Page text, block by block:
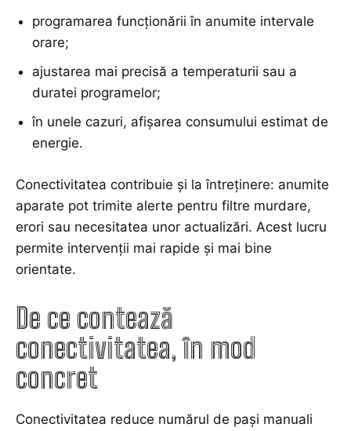
programarea funcționării în anumite intervale
orare;
ajustarea mai precisă a temperaturii sau a
duratei programelor;
în unele cazuri, afișarea consumului estimat de
energie.
Conectivitatea contribuie și la întreținere: anumite
aparate pot trimite alerte pentru filtre murdare,
erori sau necesitatea unor actualizări. Acest lucru
permite intervenții mai rapide și mai bine
orientate.
De ce contează
conectivitatea, în mod
concret
Conectivitatea reduce numărul de pași manuali